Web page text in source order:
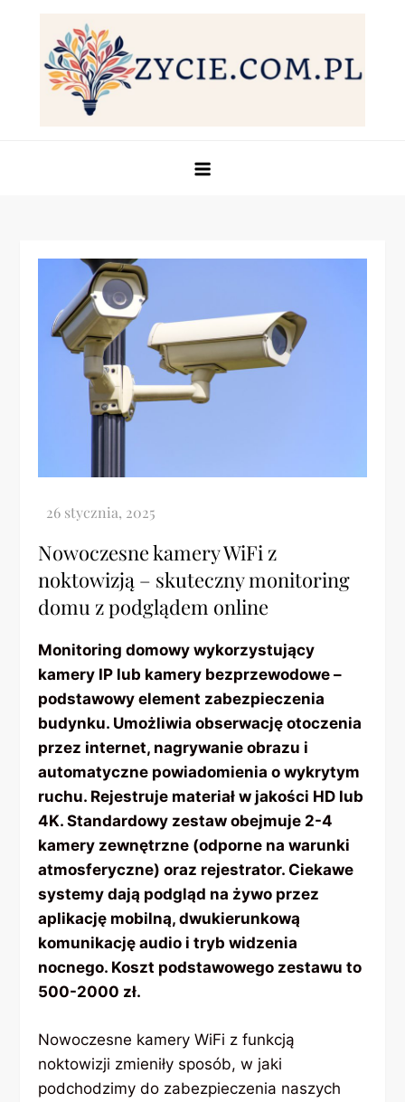
content
Nowoczesne kamery WiFi z
noktowizją – skuteczny monitoring
domu z podglądem online
Monitoring domowy wykorzystujący
kamery IP lub kamery bezprzewodowe –
podstawowy element zabezpieczenia
budynku. Umożliwia obserwację otoczenia
przez internet, nagrywanie obrazu i
automatyczne powiadomienia o wykrytym
ruchu. Rejestruje materiał w jakości HD lub
4K. Standardowy zestaw obejmuje 2-4
kamery zewnętrzne (odporne na warunki
atmosferyczne) oraz rejestrator. Ciekawe
systemy dają podgląd na żywo przez
aplikację mobilną, dwukierunkową
komunikację audio i tryb widzenia
nocnego. Koszt podstawowego zestawu to
500-2000 zł.
Nowoczesne kamery WiFi z funkcją
noktowizji zmieniły sposób, w jaki
podchodzimy do zabezpieczenia naszych